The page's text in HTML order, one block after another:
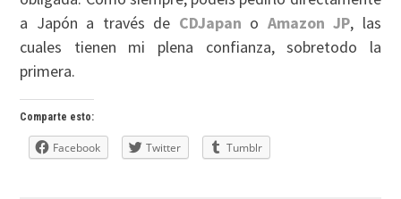
a Japón a través de CDJapan o Amazon JP, las
cuales tienen mi plena confianza, sobretodo la
primera.
Comparte esto:
Facebook Twitter Tumblr